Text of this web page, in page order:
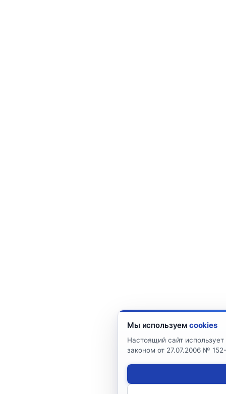
Мы используем cookies
Настоящий сайт
законом от 27.07.2006 №